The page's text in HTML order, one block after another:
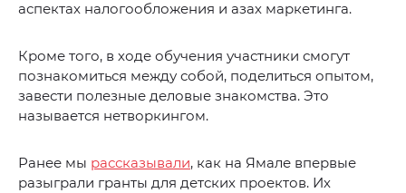
аспектах налогообложения и азах маркетинга.
Кроме того, в ходе обучения участники смогут
познакомиться между собой, поделиться опытом,
завести полезные деловые знакомства. Это
называется нетворкингом.
Ранее мы рассказывали, как на Ямале впервые
разыграли гранты для детских проектов. Их